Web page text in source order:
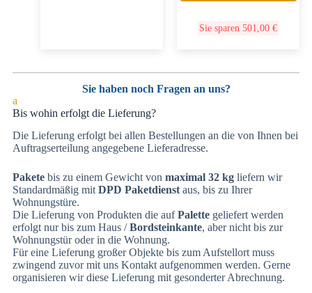
Sie sparen501,00€
Sie haben noch Fragen an uns?
a
Bis wohin erfolgt die Lieferung?
Die Lieferung erfolgt bei allen Bestellungen an die von Ihnen bei
Auftragserteilung angegebene Lieferadresse.
Paketebis zu einem Gewicht von maximal 32 kgliefern wir
Standardmäßig mitDPD Paketdienstaus, bis zu Ihrer
Wohnungstüre.
Die Lieferung von Produkten die aufPalette geliefert werden
erfolgt nur bis zum Haus /Bordsteinkante, aber nicht bis zur
Wohnungstür oder in die Wohnung.
Für eine Lieferung großer Objekte bis zum Aufstellort muss
zwingend zuvor mit uns Kontakt aufgenommen werden. Gerne
organisieren wir diese Lieferung mit gesonderter Abrechnung.